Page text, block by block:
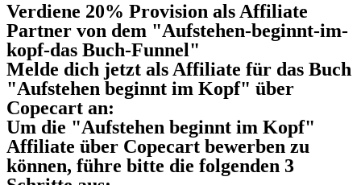
Verdiene 20% Provision als Affiliate
Partner von dem "Aufstehen-beginnt-im-
kopf-das Buch-Funnel​"
Melde dich jetzt als Affiliate für das Buch
"Aufstehen beginnt im Kopf" über
Copecart an:
Um die "Aufstehen beginnt im Kopf"
Affiliate über Copecart bewerben zu
können, führe bitte die folgenden 3